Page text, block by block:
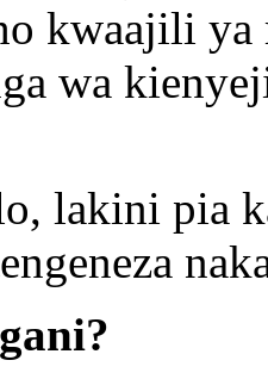
kwaajili ya
wa
lakini pia